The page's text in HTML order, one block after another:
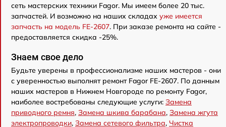
сеть мастерских техники Fagor. Мы имеем более 20 тыс.
запчастей. И возможно на наших складах уже имеется
запчасть на модель FE-2607. При заказе ремонта на сайте -
предоставляется скидка -25%.
Знаем свое дело
Будьте уверены в профессионализме наших мастеров - они
с уверенностью выполнят ремонт Fagor FE-2607. По данным
наших мастеров в Нижнем Новгороде по ремонту Fagor,
наиболее востребованы следующие услуги: Замена
приводного ремня, Замена шкива барабана, Замена жгута
электропроводки, Замена сетевого фильтра, Чистка